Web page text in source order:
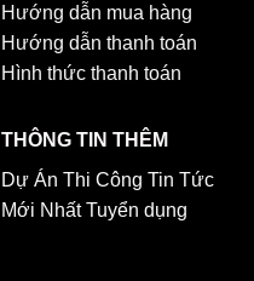
Hướng dẫn mua hàng
Hướng dẫn thanh toán
Hình thức thanh toán
THÔNG TIN THÊM
Dự Án Thi Công Tin Tức
Mới Nhất Tuyển dụng